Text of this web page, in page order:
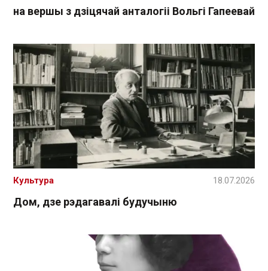
на вершы з дзіцячай анталогіі Вольгі Гапеевай
Дом, дзе рэдагавалі будучыню
Культура 18.07.2026